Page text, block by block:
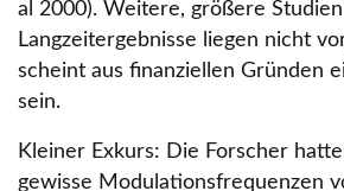
al 2000). Weitere, größere
Langzeitergebnisse liegen nicht
scheint aus finanziellen Gründen
sein.
Kleiner Exkurs: Die Forscher
gewisse Modulationsfrequenzen